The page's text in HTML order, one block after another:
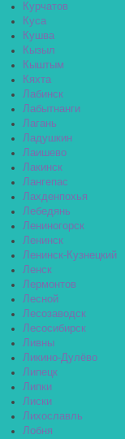
Курчатов
Куса
Кушва
Кызыл
Кыштым
Кяхта
Лабинск
Лабытнанги
Лагань
Ладушкин
Лаишево
Лакинск
Лангепас
Лахденпохья
Лебедянь
Лениногорск
Ленинск
Ленинск-Кузнецкий
Ленск
Лермонтов
Лесной
Лесозаводск
Лесосибирск
Ливны
Ликино-Дулёво
Липецк
Липки
Лиски
Лихославль
Лобня